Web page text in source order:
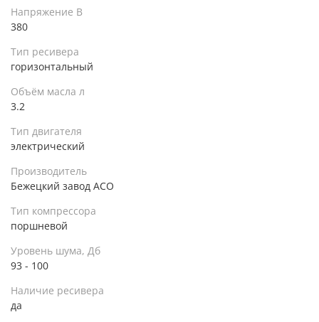
Напряжение В
380
Тип ресивера
горизонтальный
Объём масла л
3.2
Тип двигателя
электрический
Производитель
Бежецкий завод АСО
Тип компрессора
поршневой
Уровень шума, Дб
93 - 100
Наличие ресивера
да